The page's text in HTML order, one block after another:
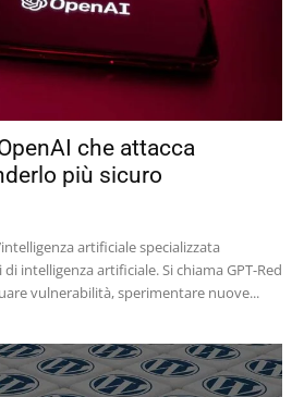
che attacca
più sicuro
artificiale specializzata
intelligenza artificiale. Si chiama GPT-Red
vulnerabilità, sperimentare nuove...